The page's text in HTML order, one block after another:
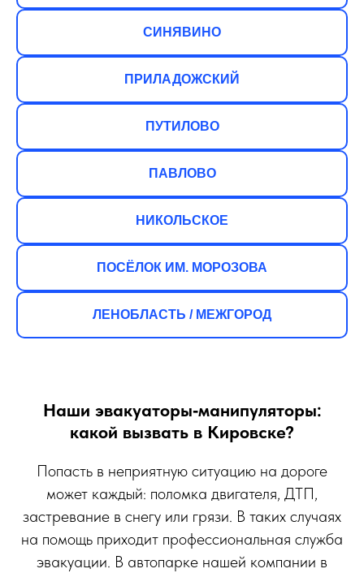
СИНЯВИНО
ПРИЛАДОЖСКИЙ
ПУТИЛОВО
ПАВЛОВО
НИКОЛЬСКОЕ
ПОСЁЛОК ИМ. МОРОЗОВА
ЛЕНОБЛАСТЬ / МЕЖГОРОД
Наши эвакуаторы‑манипуляторы:
какой вызвать в Кировске?
Попасть в неприятную ситуацию на дороге
может каждый: поломка двигателя, ДТП,
застревание в снегу или грязи. В таких случаях
на помощь приходит профессиональная служба
эвакуации. В автопарке нашей компании в